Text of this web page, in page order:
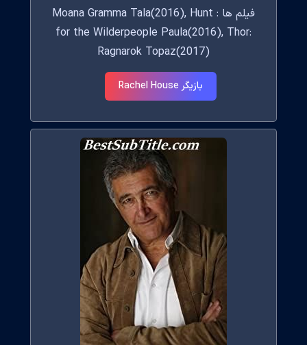
فیلم ها : Moana Gramma Tala(2016), Hunt
for the Wilderpeople Paula(2016), Thor:
Ragnarok Topaz(2017)
بازیگر Rachel House